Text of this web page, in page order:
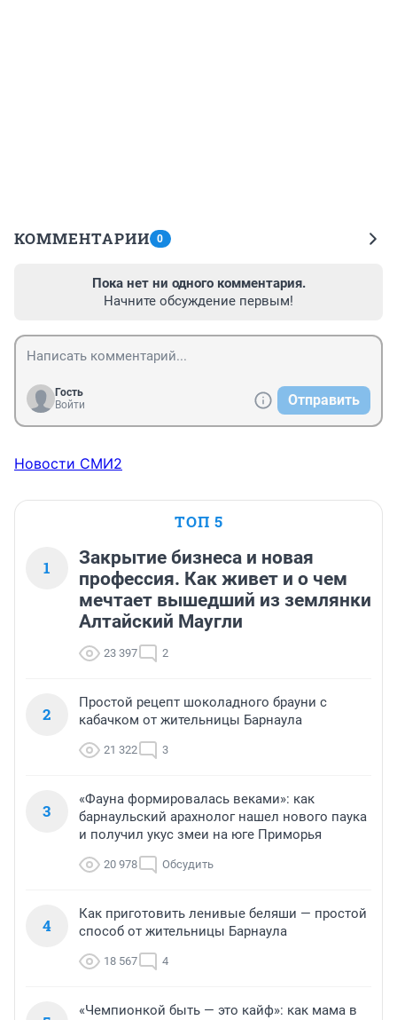
КОММЕНТАРИИ 0
Пока нет ни одного комментария.
Начните обсуждение первым!
Гость
Войти
Отправить
Новости СМИ2
ТОП 5
1
Закрытие бизнеса и новая
профессия. Как живет и о чем
мечтает вышедший из землянки
Алтайский Маугли
23 397 2
2
Простой рецепт шоколадного брауни с
кабачком от жительницы Барнаула
21 322 3
3
«Фауна формировалась веками»: как
барнаульский арахнолог нашел нового паука
и получил укус змеи на юге Приморья
20 978 Обсудить
4
Как приготовить ленивые беляши — простой
способ от жительницы Барнаула
18 567 4
«Чемпионкой быть — это кайф»: как мама в